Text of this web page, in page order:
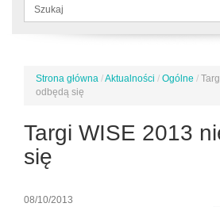
Formularz
wyszukiwania
Jesteś
tutaj
Strona główna /Aktualności / Ogólne /
odbędą się
Targi WISE 2013
się
08/10/2013